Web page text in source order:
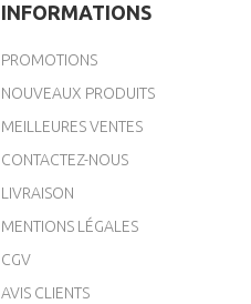
INFORMATIONS
PROMOTIONS
NOUVEAUX PRODUITS
MEILLEURES VENTES
CONTACTEZ-NOUS
LIVRAISON
MENTIONS LÉGALES
CGV
AVIS CLIENTS